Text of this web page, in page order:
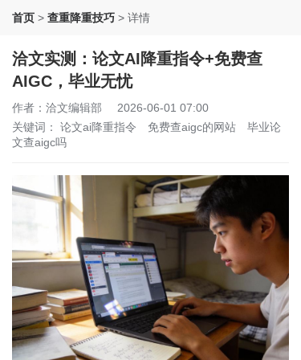
首页 > 查重降重技巧 > 详情
洽文实测：论文AI降重指令+免费查
AIGC，毕业无忧
作者：洽文编辑部
2026-06-01 07:00
关键词： 论文ai降重指令 免费查aigc的网站
毕业论
文查aigc吗